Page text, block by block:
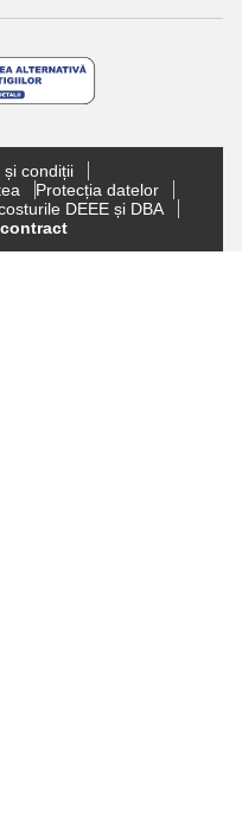
și condiții
Protecția datelor
DEEE și DBA